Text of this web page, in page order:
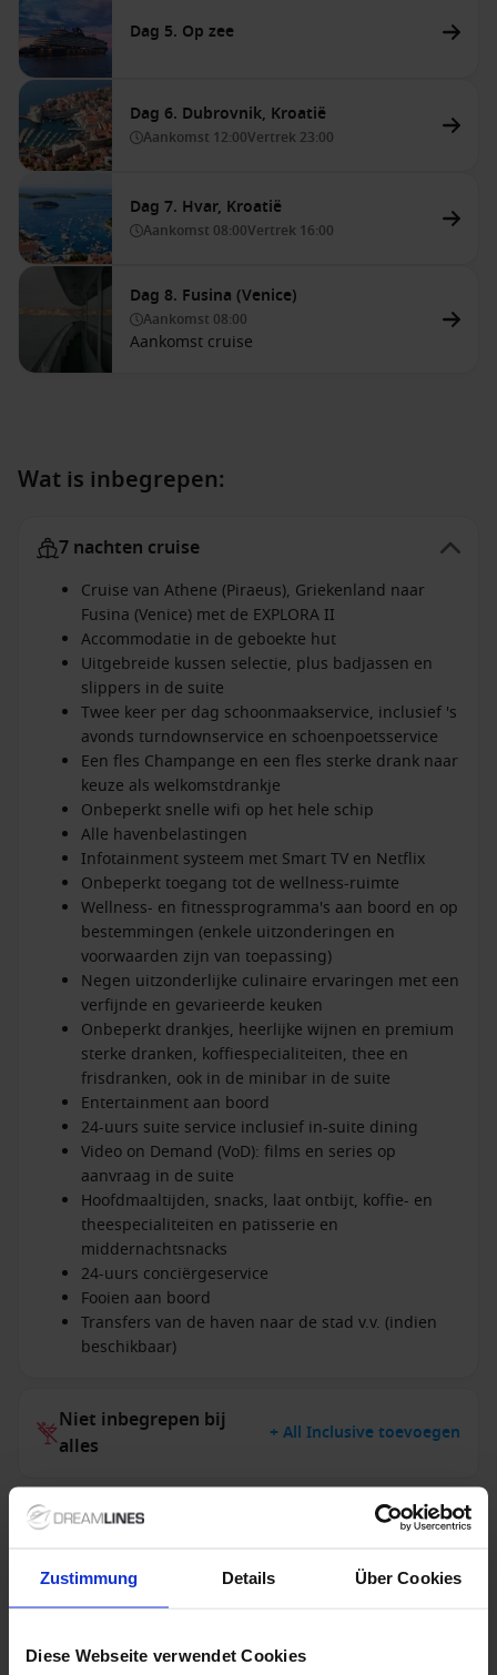
Zustimmung Details Über Cookies
Diese Webseite verwendet Cookies
Dag 5. Op zee
Dag 6. Dubrovnik, Kroatië
Aankomst 12:00Vertrek 23:00
Dag 7. Hvar, Kroatië
Aankomst 08:00Vertrek 16:00
Dag 8. Fusina (Venice)
Aankomst 08:00
Aankomst cruise
Wat is inbegrepen:
7 nachten cruise
Cruise van Athene (Piraeus), Griekenland naar
Fusina (Venice) met de EXPLORA II
Accommodatie in de geboekte hut
Uitgebreide kussen selectie, plus badjassen en
slippers in de suite
Twee keer per dag schoonmaakservice, inclusief 's
avonds turndownservice en schoenpoetsservice
Een fles Champange en een fles sterke drank naar
keuze als welkomstdrankje
Onbeperkt snelle wifi op het hele schip
Alle havenbelastingen
Infotainment systeem met Smart TV en Netflix
Onbeperkt toegang tot de wellness-ruimte
Wellness- en fitnessprogramma's aan boord en op
bestemmingen (enkele uitzonderingen en
voorwaarden zijn van toepassing)
Negen uitzonderlijke culinaire ervaringen met een
verfijnde en gevarieerde keuken
Onbeperkt drankjes, heerlijke wijnen en premium
sterke dranken, koffiespecialiteiten, thee en
frisdranken, ook in de minibar in de suite
Entertainment aan boord
24-uurs suite service inclusief in-suite dining
Video on Demand (VoD): films en series op
aanvraag in de suite
Hoofdmaaltijden, snacks, laat ontbijt, koffie- en
theespecialiteiten en patisserie en
middernachtsnacks
24-uurs conciërgeservice
Fooien aan boord
Transfers van de haven naar de stad v.v. (indien
beschikbaar)
Niet inbegrepen bij
alles
+ All Inclusive toevoegen
Verdere informatie
Niet inbegrepen diensten